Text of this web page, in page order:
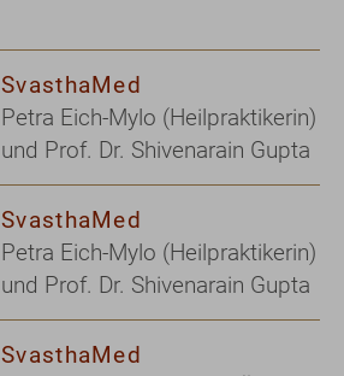
SvasthaMed
Petra Eich-Mylo (Heilpraktikerin)
und Prof. Dr. Shivenarain Gupta
SvasthaMed
Petra Eich-Mylo (Heilpraktikerin)
und Prof. Dr. Shivenarain Gupta
SvasthaMed